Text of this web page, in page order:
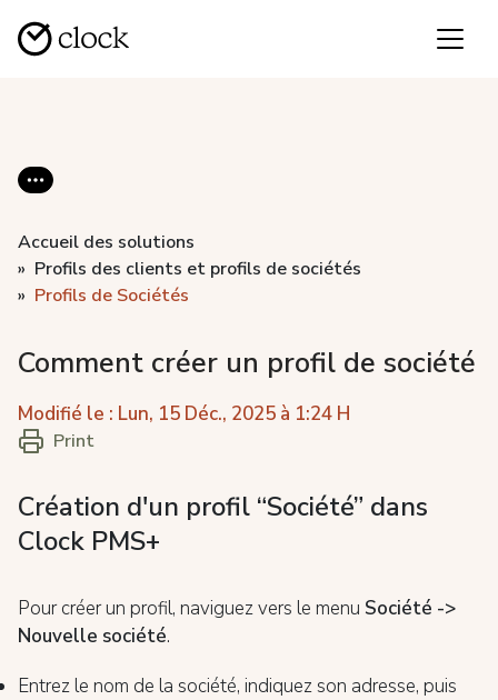
Accueil des solutions
Profils des clients et profils de sociétés
Profils de Sociétés
Comment créer un profil de société
Modifié le : Lun, 15 Déc., 2025 à 1:24 H
Print
Création d'un profil “Société” dans
Clock PMS+
Pour créer un profil, naviguez vers le menu Société ->
Nouvelle société.
Entrez le nom de la société, indiquez son adresse, puis